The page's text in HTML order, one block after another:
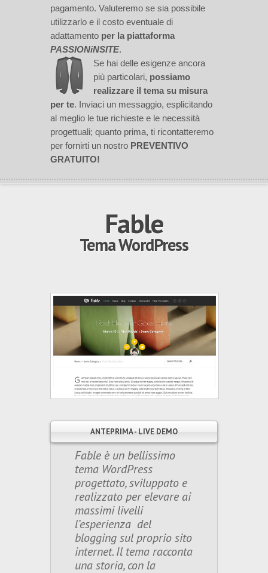
pagamento. Valuteremo se sia possibile
utilizzarlo e il costo eventuale di
adattamento per la piattaforma
PASSIONiNSITE.
Se hai delle esigenze ancora
più particolari, possiamo
realizzare il tema su misura
per te. Inviaci un messaggio, esplicitando
al meglio le tue richieste e le necessità
progettuali; quanto prima, ti ricontatteremo
per fornirti un nostro PREVENTIVO
GRATUITO!
Fable
Tema WordPress
ANTEPRIMA - LIVE DEMO
Fable è un bellissimo
tema WordPress
progettato, sviluppato e
realizzato per elevare ai
massimi livelli
l’esperienza del
blogging sul proprio sito
internet. Il tema racconta
una storia, con la